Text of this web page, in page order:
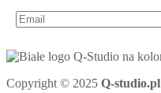
Copyright © 2025 Q-studio.pl